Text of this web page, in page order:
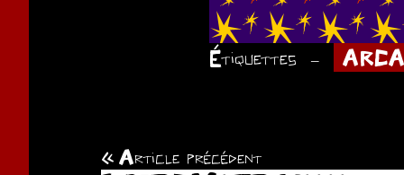
Étiquettes
Navigation
Article précédent